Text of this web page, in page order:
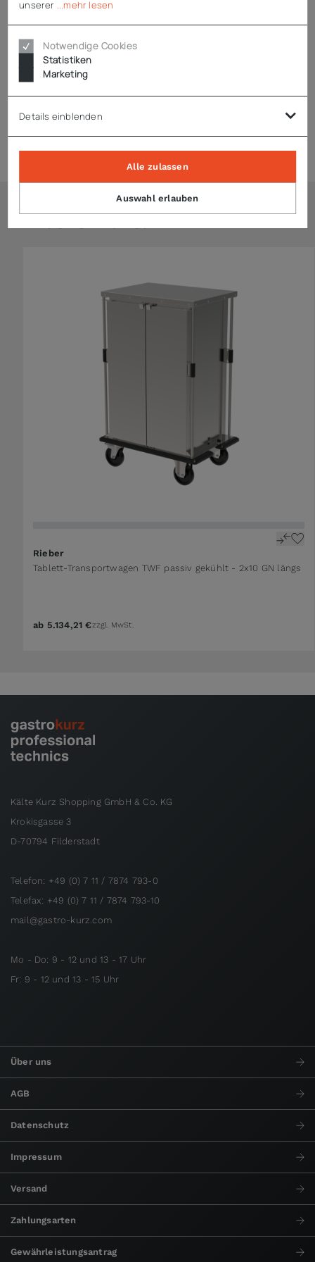
Downloads
Zubehör
Rieber
Tablett-Transportwagen TWF passiv gekühlt - 2x10 GN längs
ab 5.134,21 €zzgl. MwSt.
Kälte Kurz Shopping GmbH & Co. KG
Krokisgasse 3
D-70794 Filderstadt
Telefon: +49 (0) 7 11 / 7874 793-0
Telefax: +49 (0) 7 11 / 7874 793-10
mail@gastro-kurz.com
Mo - Do: 9 - 12 und 13 - 17 Uhr
Fr: 9 - 12 und 13 - 15 Uhr
Über uns
AGB
Datenschutz
Impressum
Versand
Zahlungsarten
Gewährleistungsantrag
unserer ...mehr lesen
Notwendige Cookies
Statistiken
Marketing
Details einblenden
Auswahl erlauben
Alle zulassen